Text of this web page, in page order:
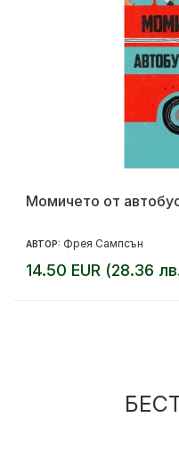
Момичето от
АВТОР: Фрея Сампсън
14.50 EUR (28.36